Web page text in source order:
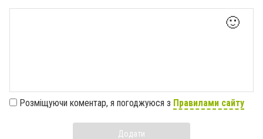
🙂
Розміщуючи коментар, я погоджуюся з Правилами сайту
Додати